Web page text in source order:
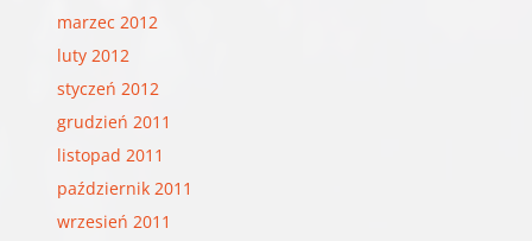
marzec 2012
luty 2012
styczeń 2012
grudzień 2011
listopad 2011
październik 2011
wrzesień 2011